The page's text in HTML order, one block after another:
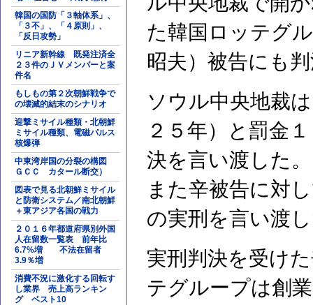
韓国の国防「３軸体系」、
「３不」、「４原則」、
「反日攻勢」
リニア新幹線 既発注済全
２３件のＪＶメンバーと案
件名
もしもの第２次朝鮮戦争で
の壊滅的結末のシナリオ
迎撃ミサイル種類・北朝鮮
ミサイル種類、電磁パルス
核爆弾
中東湾岸国の分裂の構図
ＧＣＣ カタール断交）
図表で見る北朝鮮ミサイル
と防衛システム／南北朝鮮
＋東アジア各国の戦力
２０１６年都道府県別外国
人在留数一覧表 前年比
6.7%増 不法在留者
3.9％増
消費不況に激化する回転す
し業界 売上高ランキン
グ ベスト10
た韓国ロッテグ
昭夫）被告にも
ソウル中央地裁
２５年）と罰金
決を言い渡した。
また辛被告に対
の実刑を言い渡
実刑判決を受け
テグループは創